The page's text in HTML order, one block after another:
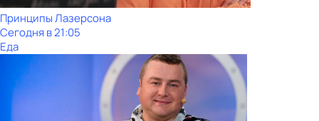
Принципы Лазерсона
Сегодня в 21:05
Еда